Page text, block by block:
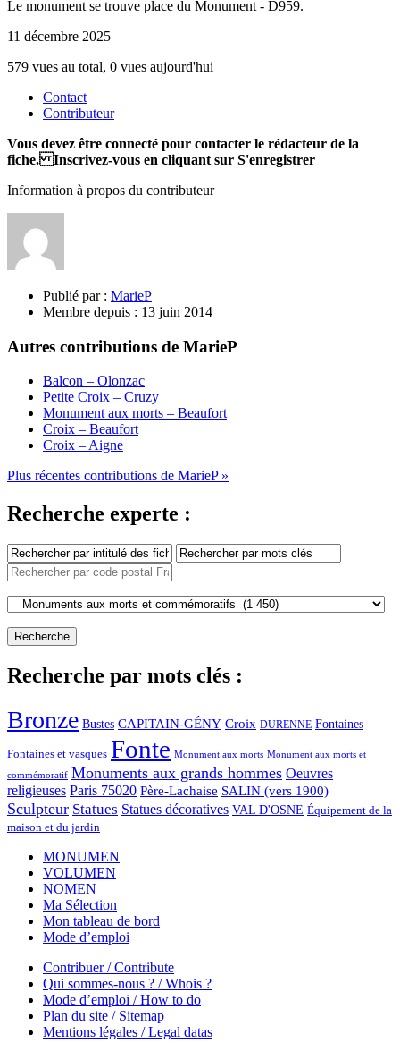
Le monument se trouve place du Monument - D959.
11 décembre 2025
579 vues au total, 0 vues aujourd'hui
Contact
Contributeur
Vous devez être connecté pour contacter le rédacteur de la
fiche. Inscrivez-vous en cliquant sur S'enregistrer
Information à propos du contributeur
Publié par : MarieP
Membre depuis : 13 juin 2014
Autres contributions de MarieP
Balcon – Olonzac
Petite Croix – Cruzy
Monument aux morts – Beaufort
Croix – Beaufort
Croix – Aigne
Plus récentes contributions de MarieP »
Recherche experte :
Recherche par mots clés :
Bronze Bustes CAPITAIN-GÉNY Croix DURENNE Fontaines
Fontaines et vasques Fonte Monument aux morts Monument aux morts et
commémoratif Monuments aux grands hommes Oeuvres
religieuses Paris 75020 Père-Lachaise SALIN (vers 1900)
Sculpteur Statues Statues décoratives VAL D'OSNE Équipement de la
maison et du jardin
MONUMEN
VOLUMEN
NOMEN
Ma Sélection
Mon tableau de bord
Mode d’emploi
Contribuer / Contribute
Qui sommes-nous ? / Whois ?
Mode d’emploi / How to do
Plan du site / Sitemap
Mentions légales / Legal datas